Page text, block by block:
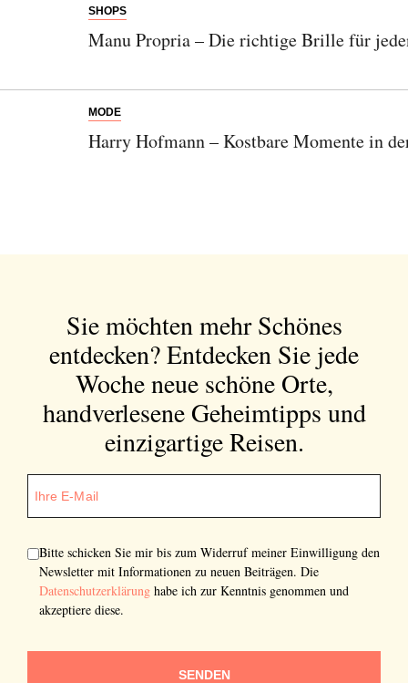
SHOPS
Manu Propria – Die richtige Brille für
MODE
Harry Hofmann – Kostbare Momente in
Sie möchten mehr Schönes
entdecken?Entdecken Sie jede
Woche neue schöne Orte,
handverlesene Geheimtipps und
einzigartige Reisen.
Bitte schicken Sie mir bis zum Widerruf meiner Einwilligung den
Newsletter mit Informationen zu neuen Beiträgen. Die
Datenschutzerklärung habe ich zur Kenntnis genommen und
akzeptiere diese.
SENDEN
Abonnieren Sie unseren Newsletter
Bitte schicken Sie mir bis zum Widerruf meiner
Einwilligung den Newsletter mit Informationen zu
neuen Beiträgen. DieDatenschutzerklärunghabe ich
zur Kenntnis genommen und akzeptiere diese.
SENDEN